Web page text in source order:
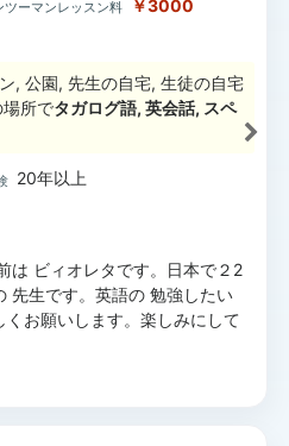
ツーマンレッスン料 ￥3000
, 公園, 先生の自宅, 生徒の自宅
所でタガログ語, 英会話, スペ
20年以上
は ビィオレタです。日本で２2
生です。英語の 勉強したい
くお願いします。楽しみにして